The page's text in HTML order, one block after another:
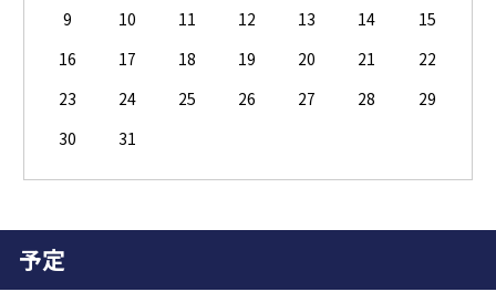
9
10 11 12 13 14
15
16
17 18 19 20 21
22
23
24 25 26 27 28
29
30
31
予定